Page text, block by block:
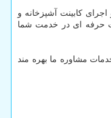
کابینت آشپزخانه و
حرفه ای در خدمت شما
مشاوره ما بهره مند